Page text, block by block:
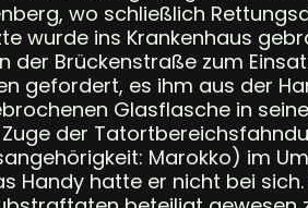
wo schließlich
wurde ins Krankenhaus
der Brückenstraße zum
gefordert, es ihm aus der
Glasflasche in
der
Marokko) im
Handy hatte er nicht bei